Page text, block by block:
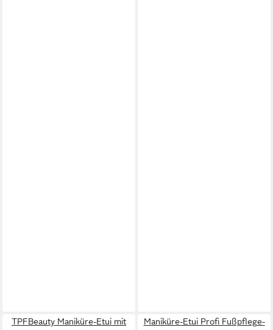
TPFBeauty Maniküre-Etui mit
Maniküre-Etui Profi Fußpflege-